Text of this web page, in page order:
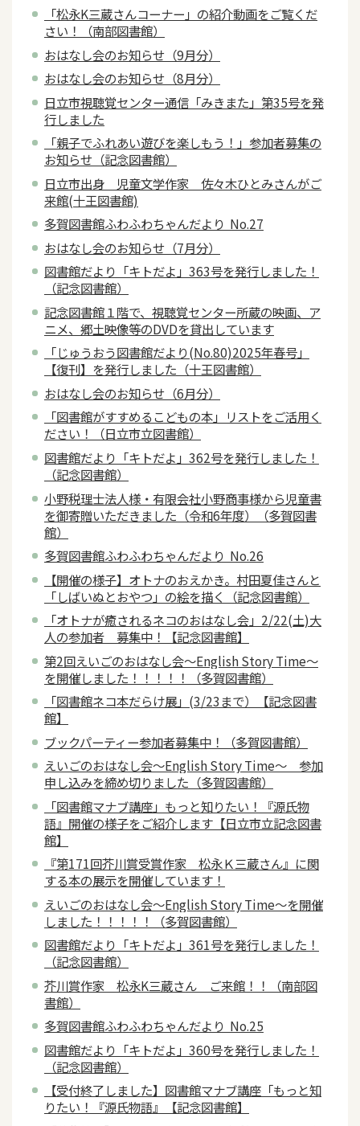
「松永K三蔵さんコーナー」の紹介動画をご覧くだ
さい！（南部図書館）
おはなし会のお知らせ（9月分）
おはなし会のお知らせ（8月分）
日立市視聴覚センター通信「みきまた」第35号を発
行しました
「親子でふれあい遊びを楽しもう！」参加者募集の
お知らせ（記念図書館）
日立市出身 児童文学作家 佐々木ひとみさんがご
来館(十王図書館)
多賀図書館ふわふわちゃんだより No.27
おはなし会のお知らせ（7月分）
図書館だより「キトだよ」363号を発行しました！
（記念図書館）
記念図書館１階で、視聴覚センター所蔵の映画、ア
ニメ、郷土映像等のDVDを貸出しています
「じゅうおう図書館だより(No.80)2025年春号」
【復刊】を発行しました（十王図書館）
おはなし会のお知らせ（6月分）
「図書館がすすめるこどもの本」リストをご活用く
ださい！（日立市立図書館）
図書館だより「キトだよ」362号を発行しました！
（記念図書館）
小野税理士法人様・有限会社小野商事様から児童書
を御寄贈いただきました（令和6年度）（多賀図書
館）
多賀図書館ふわふわちゃんだより No.26
【開催の様子】オトナのおえかき。村田夏佳さんと
「しばいぬとおやつ」の絵を描く（記念図書館）
「オトナが癒されるネコのおはなし会」2/22(土)大
人の参加者 募集中！【記念図書館】
第2回えいごのおはなし会～English Story Time～
を開催しました！！！！！（多賀図書館）
「図書館ネコ本だらけ展」(3/23まで）【記念図書
館】
ブックパーティー参加者募集中！（多賀図書館）
えいごのおはなし会～English Story Time～ 参加
申し込みを締め切りました（多賀図書館）
「図書館マナブ講座」もっと知りたい！『源氏物
語』開催の様子をご紹介します【日立市立記念図書
館】
『第171回芥川賞受賞作家 松永Ｋ三蔵さん』に関
する本の展示を開催しています！
えいごのおはなし会～English Story Time～を開催
しました！！！！！（多賀図書館）
図書館だより「キトだよ」361号を発行しました！
（記念図書館）
芥川賞作家 松永K三蔵さん ご来館！！（南部図
書館）
多賀図書館ふわふわちゃんだより No.25
図書館だより「キトだよ」360号を発行しました！
（記念図書館）
【受付終了しました】図書館マナブ講座「もっと知
りたい！『源氏物語』【記念図書館】